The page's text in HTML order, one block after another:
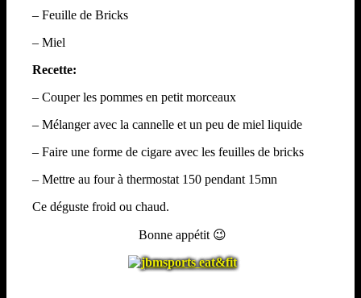
Accueil
Rouleau Pomme Cannelle
– Feuille de Bricks
– Miel
Recette:
– Couper les pommes en petit morceaux
– Mélanger avec la cannelle et un peu de miel liquide
– Faire une forme de cigare avec les feuilles de bricks
– Mettre au four à thermostat 150 pendant 15mn
Ce déguste froid ou chaud.
Bonne appétit 😉